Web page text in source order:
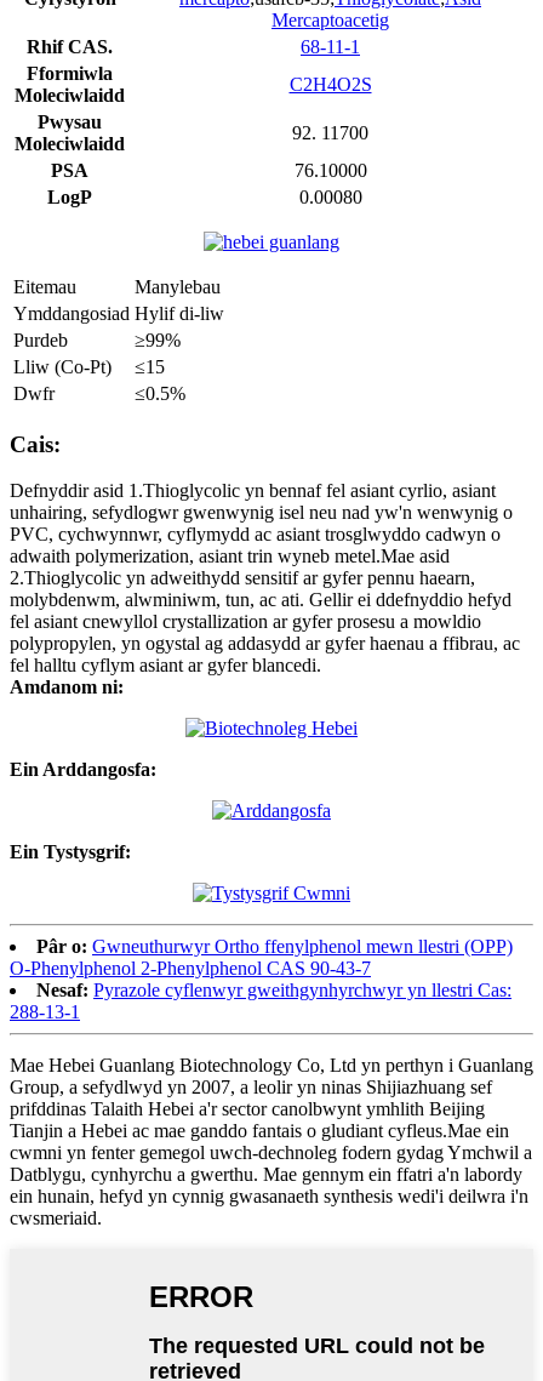
Mercaptoacetig
Rhif CAS.
68-11-1
Fformiwla
Moleciwlaidd
C2H4O2S
Pwysau
Moleciwlaidd
92. 11700
PSA
76.10000
LogP
0.00080
Eitemau
Manylebau
Ymddangosiad Hylif di-liw
Purdeb
≥99%
Lliw (Co-Pt)
≤15
Dwfr
≤0.5%
Cais:
Defnyddir asid 1.Thioglycolic yn bennaf fel asiant cyrlio, asiant
unhairing, sefydlogwr gwenwynig isel neu nad yw'n wenwynig o
PVC, cychwynnwr, cyflymydd ac asiant trosglwyddo cadwyn o
adwaith polymerization, asiant trin wyneb metel.Mae asid
2.Thioglycolic yn adweithydd sensitif ar gyfer pennu haearn,
molybdenwm, alwminiwm, tun, ac ati. Gellir ei ddefnyddio hefyd
fel asiant cnewyllol crystallization ar gyfer prosesu a mowldio
polypropylen, yn ogystal ag addasydd ar gyfer haenau a ffibrau, ac
fel halltu cyflym asiant ar gyfer blancedi.
Amdanom ni:
Ein Arddangosfa:
Ein Tystysgrif:
Pâr o: Gwneuthurwyr Ortho ffenylphenol mewn llestri (OPP)
O-Phenylphenol 2-Phenylphenol CAS 90-43-7
Nesaf: Pyrazole cyflenwyr gweithgynhyrchwyr yn llestri Cas:
288-13-1
Mae Hebei Guanlang Biotechnology Co, Ltd yn perthyn i Guanlang
Group, a sefydlwyd yn 2007, a leolir yn ninas Shijiazhuang sef
prifddinas Talaith Hebei a'r sector canolbwynt ymhlith Beijing
Tianjin a Hebei ac mae ganddo fantais o gludiant cyfleus.Mae ein
cwmni yn fenter gemegol uwch-dechnoleg fodern gydag Ymchwil a
Datblygu, cynhyrchu a gwerthu. Mae gennym ein ffatri a'n labordy
ein hunain, hefyd yn cynnig gwasanaeth synthesis wedi'i deilwra i'n
cwsmeriaid.